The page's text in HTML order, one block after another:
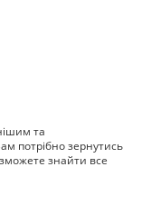
та
потрібно зернутись
знайти все